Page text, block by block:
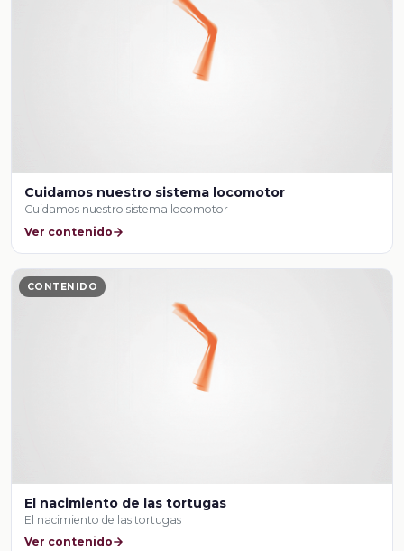
Cuidamos nuestro sistema locomotor
Cuidamos nuestro sistema locomotor
Ver contenido
CONTENIDO
El nacimiento de las tortugas
El nacimiento de las tortugas
Ver contenido